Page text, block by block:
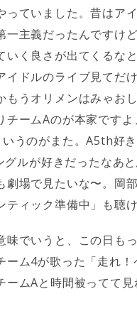
っていました。昔はア
一主義だったんですけ
いく良さが出てくるな
イドルのライブ見てだ
もうオリメンはみゃお
チームAのが本家です
うのがまた。A5th好き
グルが好きだったなあ
劇場で見たいな〜。岡
ティック準備中」も聴け
味でいうと、この日も
ーム4が歌った「走れ！
ームAと時間被ってて見